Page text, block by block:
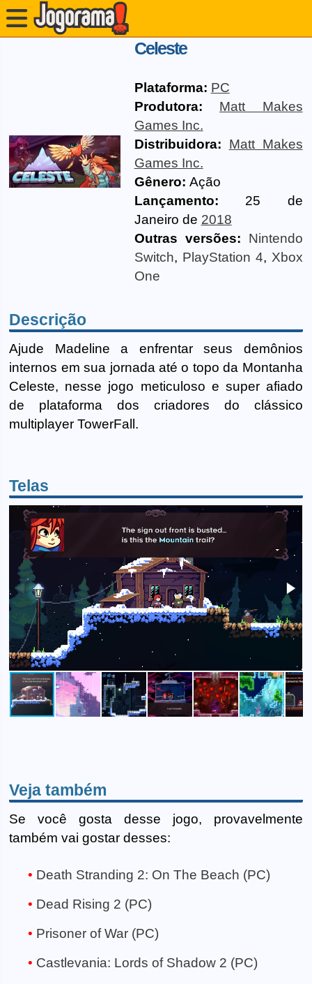
Celeste
Plataforma: PC
Produtora:
Matt Makes
Games Inc.
Distribuidora:
Matt Makes
Games Inc.
Gênero: Ação
Lançamento: 25 de
Janeiro de 2018
Outras versões:
Nintendo
Switch, PlayStation 4, Xbox
One
Descrição
Ajude Madeline a enfrentar seus demônios
internos em sua jornada até o topo da Montanha
Celeste, nesse jogo meticuloso e super afiado
de plataforma dos criadores do clássico
multiplayer TowerFall.
Telas
Veja também
Se você gosta desse jogo, provavelmente
também vai gostar desses:
Death Stranding 2: On The Beach (PC)
Dead Rising 2 (PC)
Prisoner of War (PC)
Castlevania: Lords of Shadow 2 (PC)